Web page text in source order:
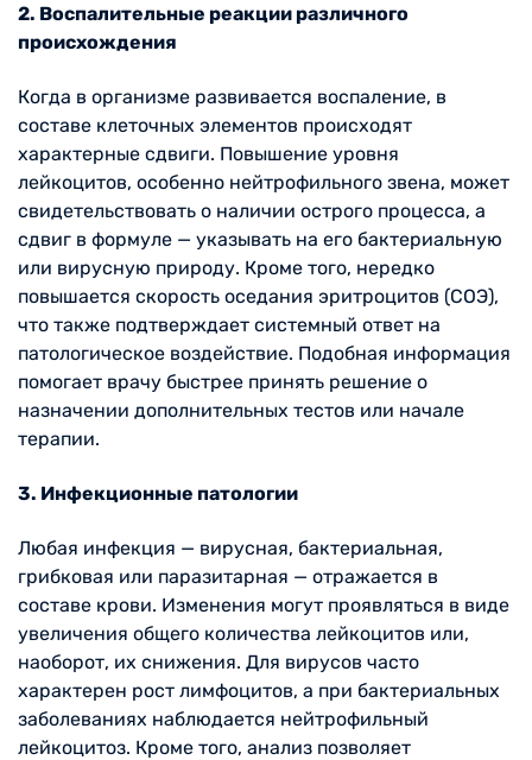
2. Воспалительные реакции различного
происхождения
Когда в организме развивается воспаление, в
составе клеточных элементов происходят
характерные сдвиги. Повышение уровня
лейкоцитов, особенно нейтрофильного звена, может
свидетельствовать о наличии острого процесса, а
сдвиг в формуле — указывать на его бактериальную
или вирусную природу. Кроме того, нередко
повышается скорость оседания эритроцитов (СОЭ),
что также подтверждает системный ответ на
патологическое воздействие. Подобная информация
помогает врачу быстрее принять решение о
назначении дополнительных тестов или начале
терапии.
3. Инфекционные патологии
Любая инфекция — вирусная, бактериальная,
грибковая или паразитарная — отражается в
составе крови. Изменения могут проявляться в виде
увеличения общего количества лейкоцитов или,
наоборот, их снижения. Для вирусов часто
характерен рост лимфоцитов, а при бактериальных
заболеваниях наблюдается нейтрофильный
лейкоцитоз. Кроме того, анализ позволяет